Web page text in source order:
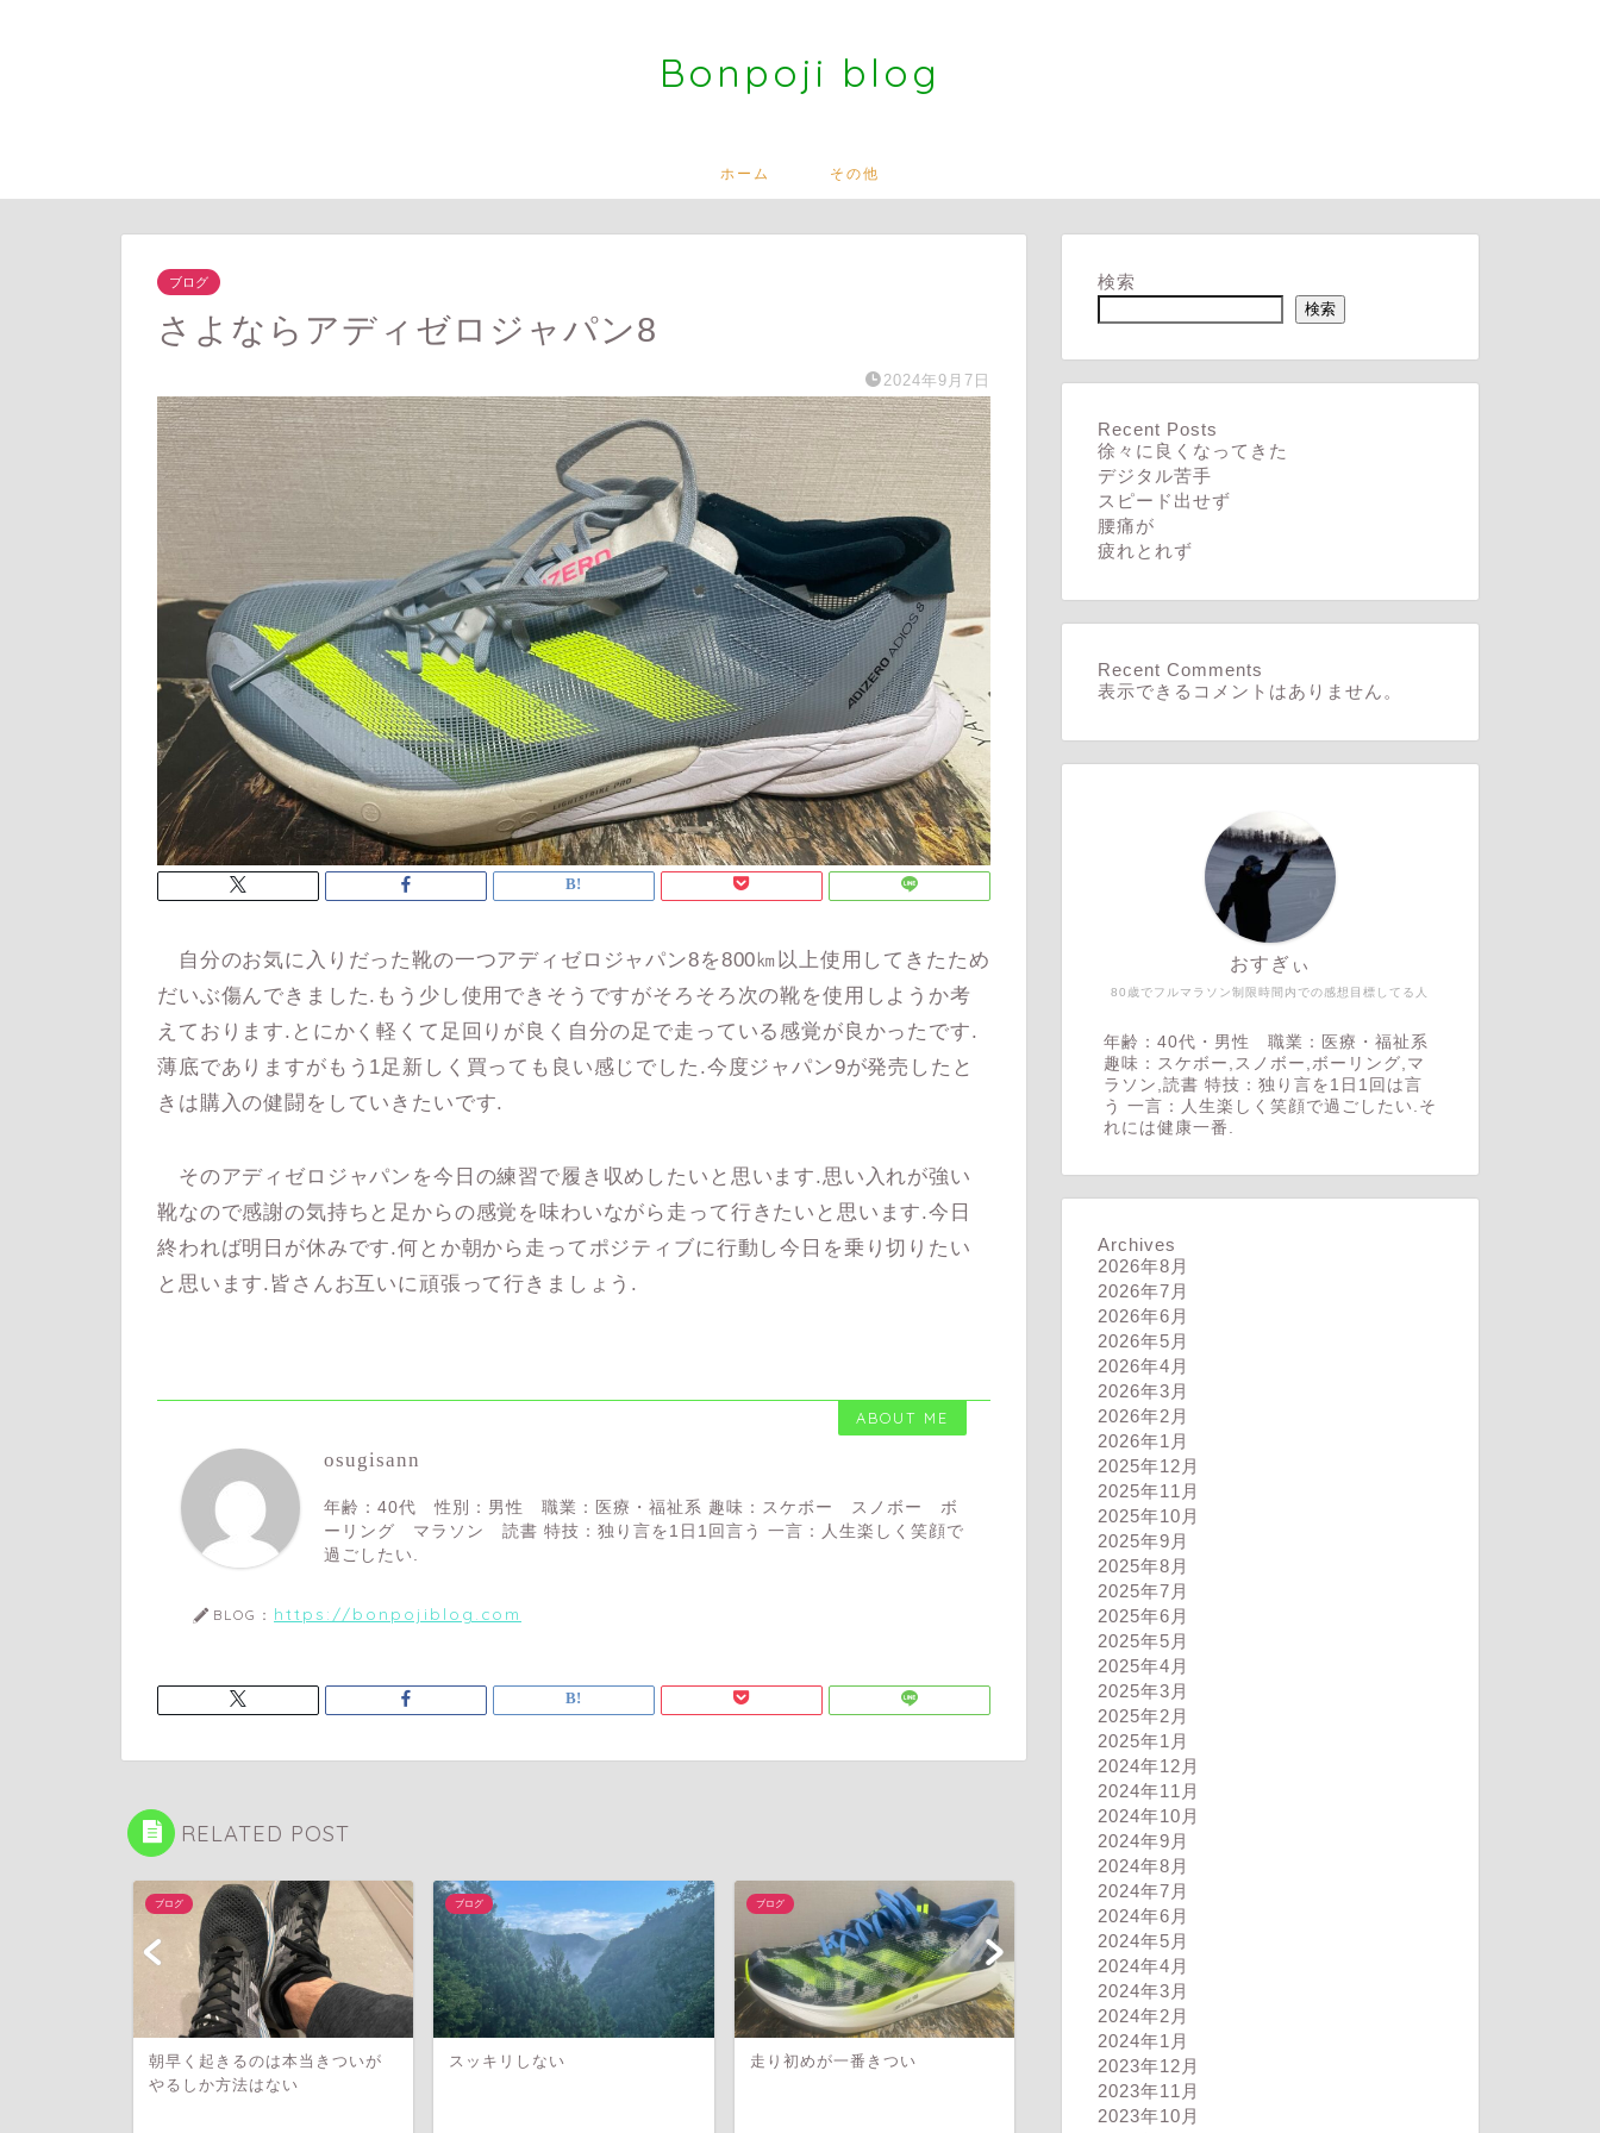
Bonpoji blog
ホーム その他
ブログ
さよならアディゼロジャパン8
2024年9月7日
自分のお気に入りだった靴の一つアディゼロジャパン8を800㎞以上使用してきたため
だいぶ傷んできました.もう少し使用できそうですがそろそろ次の靴を使用しようか考
えております.とにかく軽くて足回りが良く自分の足で走っている感覚が良かったです.
薄底でありますがもう1足新しく買っても良い感じでした.今度ジャパン9が発売したと
きは購入の健闘をしていきたいです.
そのアディゼロジャパンを今日の練習で履き収めしたいと思います.思い入れが強い
靴なので感謝の気持ちと足からの感覚を味わいながら走って行きたいと思います.今日
終われば明日が休みです.何とか朝から走ってポジティブに行動し今日を乗り切りたい
と思います.皆さんお互いに頑張って行きましょう.
ABOUT ME
osugisann
年齢：40代 性別：男性 職業：医療・福祉系 趣味：スケボー スノボー ボ
ーリング マラソン 読書 特技：独り言を1日1回言う 一言：人生楽しく笑顔で
過ごしたい.
BLOG： https://bonpojiblog.com
RELATED POST
ブログ
朝早く起きるのは本当きついが
やるしか方法はない
ブログ
スッキリしない
ブログ
走り初めが一番きつい
朝早く起きるのは本当きついが
やるしか方法はない
検索
検索
Recent Posts
徐々に良くなってきた
デジタル苦手
スピード出せず
腰痛が
疲れとれず
Recent Comments
表示できるコメントはありません。
80歳でフルマラソン制限時間内での感想目標してる人
おすぎぃ
年齢：40代・男性 職業：医療・福祉系
趣味：スケボー,スノボー,ボーリング,マ
ラソン,読書 特技：独り言を1日1回は言
う 一言：人生楽しく笑顔で過ごしたい.そ
れには健康一番.
Archives
2026年8月
2026年7月
2026年6月
2026年5月
2026年4月
2026年3月
2026年2月
2026年1月
2025年12月
2025年11月
2025年10月
2025年9月
2025年8月
2025年7月
2025年6月
2025年5月
2025年4月
2025年3月
2025年2月
2025年1月
2024年12月
2024年11月
2024年10月
2024年9月
2024年8月
2024年7月
2024年6月
2024年5月
2024年4月
2024年3月
2024年2月
2024年1月
2023年12月
2023年11月
2023年10月